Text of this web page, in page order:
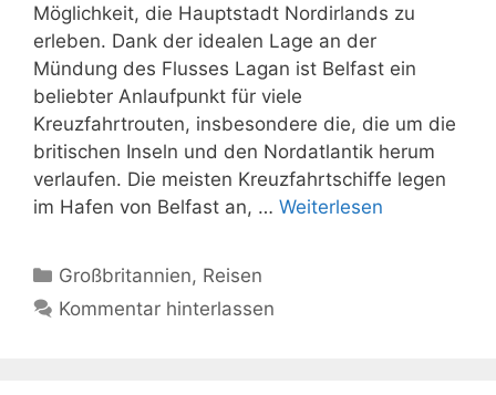
Möglichkeit, die Hauptstadt Nordirlands zu
erleben. Dank der idealen Lage an der
Mündung des Flusses Lagan ist Belfast ein
beliebter Anlaufpunkt für viele
Kreuzfahrtrouten, insbesondere die, die um die
britischen Inseln und den Nordatlantik herum
verlaufen. Die meisten Kreuzfahrtschiffe legen
im Hafen von Belfast an, … Weiterlesen
Kategorien
Großbritannien, Reisen
Kommentar hinterlassen